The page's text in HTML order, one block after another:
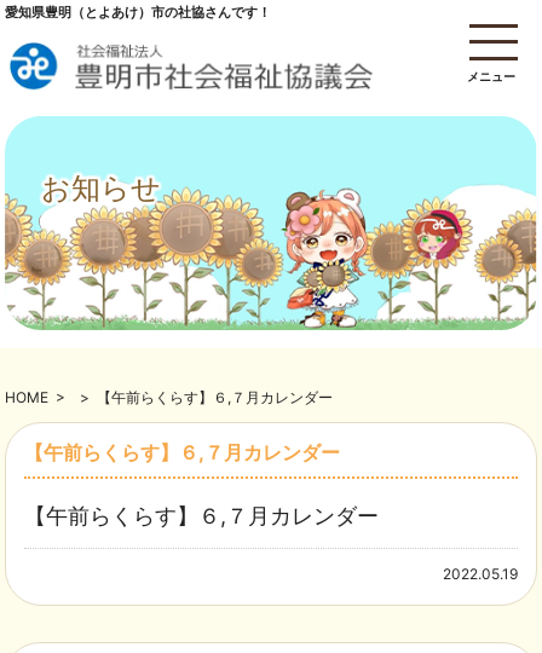
メニュー
愛知県豊明（とよあけ）市の社協さんです！
お知らせ
HOME > > 【午前らくらす】６,７月カレンダー
【午前らくらす】６,７月カレンダー
【午前らくらす】６,７月カレンダー
2022.05.19